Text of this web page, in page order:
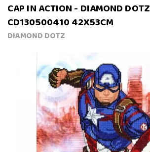
CAP IN ACTION - DIAMOND DOTZ
CD130500410 42X53CM
DIAMOND DOTZ